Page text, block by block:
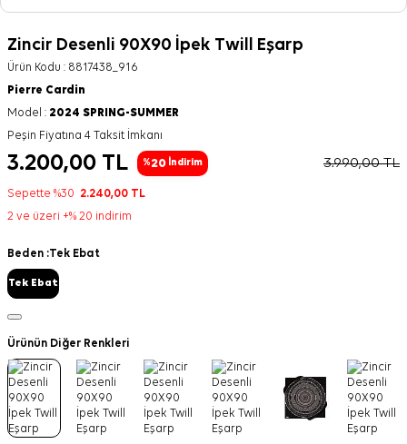
Zincir Desenli 90X90 İpek Twill Eşarp
Ürün Kodu : 8817438_916
Pierre Cardin
Model : 2024 SPRING-SUMMER
Peşin Fiyatına 4 Taksit İmkanı
3.200,00 TL %20 İndirim 3.990,00TL
Sepette %30 2.240,00 TL
2 ve üzeri +% 20 indirim
Beden :Tek Ebat
Tek Ebat
Ürünün Diğer Renkleri